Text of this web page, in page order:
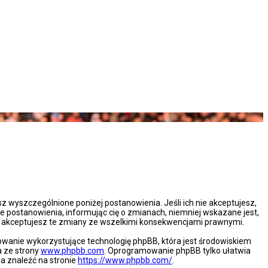
wyszczególnione poniżej postanowienia. Jeśli ich nie akceptujesz,
postanowienia, informując cię o zmianach, niemniej wskazane jest,
te zmiany ze wszelkimi konsekwencjami prawnymi.
wykorzystujące technologię phpBB, która jest środowiskiem
ze stronywww.phpbb.com . Oprogramowanie phpBB tylko ułatwia
znaleźć na stronie https://www.phpbb.com/